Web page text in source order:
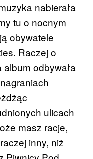
nabierała
tu o nocnym
obywatele
Raczej o
odbywała
ulicach
masz racje,
inny, niż